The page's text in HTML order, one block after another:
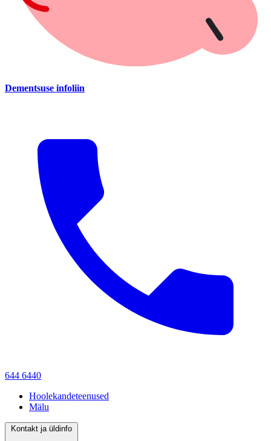
Dementsuse infoliin
644 6440
Hoolekandeteenused
Mälu
Kontakt ja üldinfo